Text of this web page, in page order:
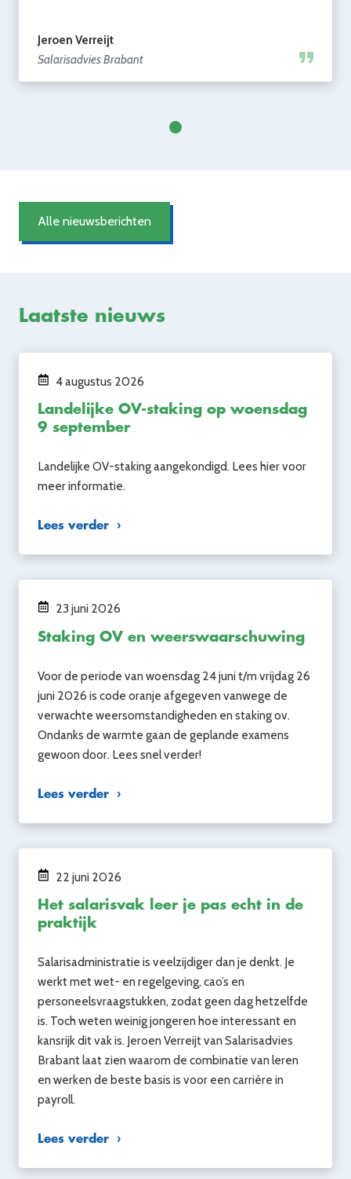
Jeroen Verreijt
Salarisadvies Brabant
Alle nieuwsberichten
Laatste nieuws
4 augustus 2026
Landelijke OV-staking op woensdag
9 september
Landelijke OV-staking aangekondigd. Lees hier voor
meer informatie.
Lees verder
23 juni 2026
Staking OV en weerswaarschuwing
Voor de periode van woensdag 24 juni t/m vrijdag 26
juni 2026 is code oranje afgegeven vanwege de
verwachte weersomstandigheden en staking ov.
Ondanks de warmte gaan de geplande examens
gewoon door. Lees snel verder!
Lees verder
22 juni 2026
Het salarisvak leer je pas echt in de
praktijk
Salarisadministratie is veelzijdiger dan je denkt. Je
werkt met wet- en regelgeving, cao’s en
personeelsvraagstukken, zodat geen dag hetzelfde
is. Toch weten weinig jongeren hoe interessant en
kansrijk dit vak is. Jeroen Verreijt van Salarisadvies
Brabant laat zien waarom de combinatie van leren
en werken de beste basis is voor een carrière in
payroll.
Lees verder